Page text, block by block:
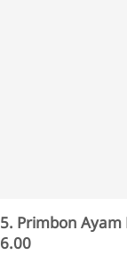
5. Primbon
6.00